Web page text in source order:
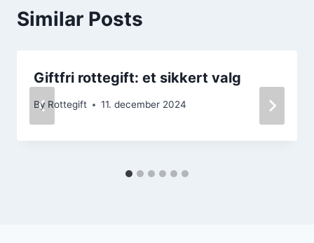
Similar Posts
Giftfri rottegift: et sikkert valg
By Rottegift 11. december 2024